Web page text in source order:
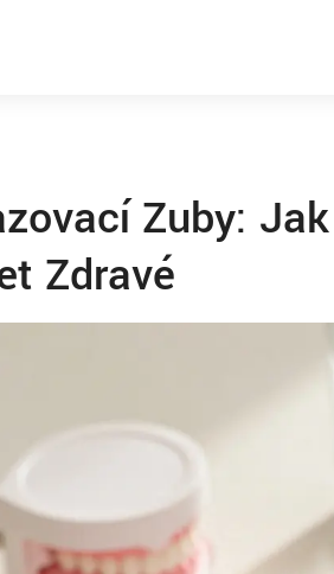
Zuby:
Zdravé